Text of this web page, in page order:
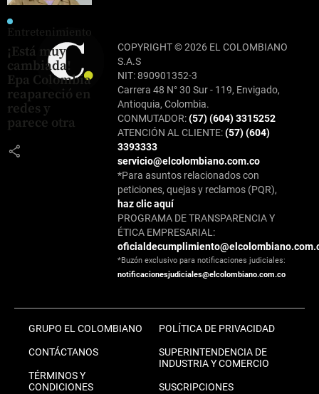
Entretenimiento
¡Está muy
cambiada!
Epa Colombia
reapareció en
redes y
parece otra
share
COPYRIGHT © 2026 EL COLOMBIANO
S.A.S
NIT: 890901352-3
Carrera 48 N° 30 Sur - 119, Envigado,
Antioquia, Colombia.
CONMUTADOR:(57) (604) 3315252
ATENCIÓN AL CLIENTE:(57) (604)
3393333
servicio@elcolombiano.com.co
*Para asuntos relacionados con
peticiones, quejas y reclamos (PQR),
haz clic aquí
PROGRAMA DE TRANSPARENCIA Y
ÉTICA EMPRESARIAL:
*Buzón exclusivo para notificaciones judiciales:
notificacionesjudiciales@elcolombiano.com.co
GRUPO EL COLOMBIANO
CONTÁCTANOS
TÉRMINOS Y
CONDICIONES
POLÍTICA DE PRIVACIDAD
SUPERINTENDENCIA DE
INDUSTRIA Y COMERCIO
SUSCRIPCIONES